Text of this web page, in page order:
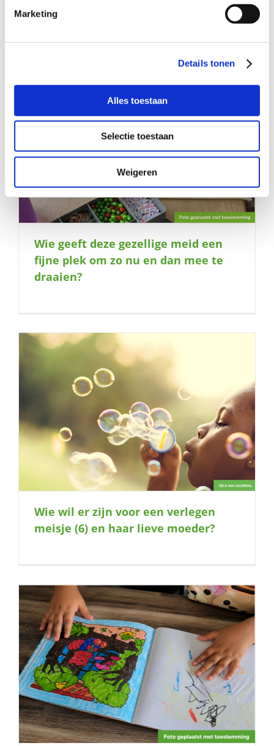
Marketing
Details tonen
Alles toestaan
Selectie toestaan
Weigeren
en toe ergens komen spelen
Wie geeft deze gezellige meid een
fijne plek om zo nu en dan mee te
draaien?
Wie wil er zijn voor een verlegen
meisje (6) en haar lieve moeder?